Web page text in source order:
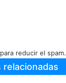
reducir el spam.
relacionadas